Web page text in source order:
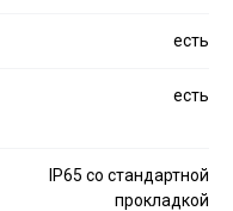
есть
есть
IP65 со стандартной
прокладкой